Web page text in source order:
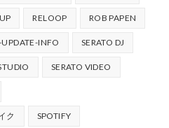
RELOOP ROB PAPEN
UPDATE-INFO SERATO DJ
SERATO VIDEO
ク SPOTIFY